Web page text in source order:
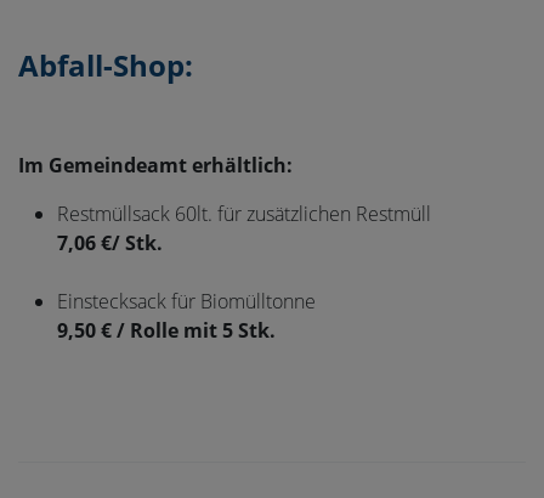
Abfall-Shop:
Im Gemeindeamt erhältlich:
Restmüllsack 60lt. für zusätzlichen Restmüll
7,06 €/ Stk.
Einstecksack für Biomülltonne
9,50 € / Rolle mit 5 Stk.